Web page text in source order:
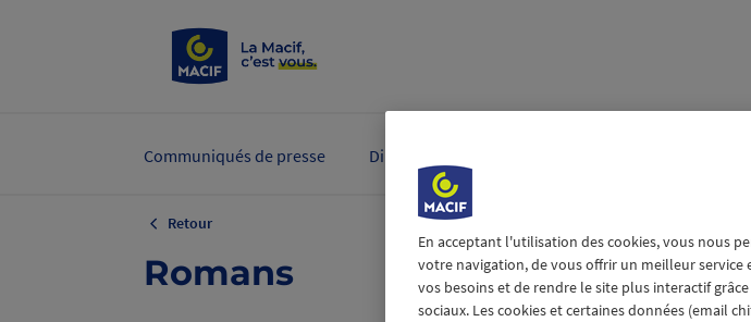
Communiqués de presse Dirigeants et experts
Retour
Romans
En acceptant l'utilisation des cookies, vous nous
votre navigation, de vous offrir un meilleur service
vos besoins et de rendre le site plus interactif
sociaux. Les cookies et certaines données (email